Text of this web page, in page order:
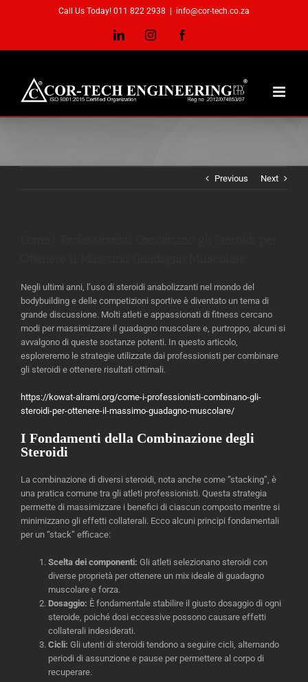
Call Us Today! 011 822 2938 info@cor-tech.co.za
LinkedInInstagram
Previous Next
Negli ultimi anni, l’uso di steroidi anabolizzanti nel mondo del
bodybuilding e delle competizioni sportive è diventato un tema di
grande discussione. Molti atleti e appassionati di fitness cercano
modi per massimizzare il guadagno muscolare e, purtroppo, alcuni si
avvalgono di queste sostanze potenti. In questo articolo,
esploreremo le strategie utilizzate dai professionisti per combinare
gli steroidi e ottenere risultati ottimali.
https://kowat-alrami.org/come-i-professionisti-combinano-gli-
steroidi-per-ottenere-il-massimo-guadagno-muscolare/
I Fondamenti della Combinazione degli
Steroidi
La combinazione di diversi steroidi, nota anche come “stacking”, è
una pratica comune tra gli atleti professionisti. Questa strategia
permette di massimizzare i benefici di ciascun composto mentre si
minimizzano gli effetti collaterali. Ecco alcuni principi fondamentali
per un “stack” efficace:
Scelta dei componenti: Gli atleti selezionano steroidi con
diverse proprietà per ottenere un mix ideale di guadagno
muscolare e forza.
Dosaggio: È fondamentale stabilire il giusto dosaggio di ogni
steroide, poiché dosi eccessive possono causare effetti
collaterali indesiderati.
Cicli: Gli utenti di steroidi tendono a seguire cicli, alternando
periodi di assunzione e pause per permettere al corpo di
recuperare.